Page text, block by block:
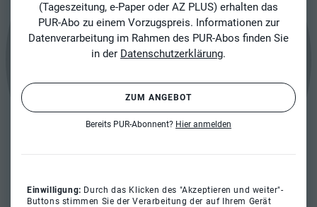
(Tageszeitung, e-Paper oder AZ PLUS) erhalten das
PUR-Abo zu einem Vorzugspreis. Informationen zur
Datenverarbeitung im Rahmen des PUR-Abos finden Sie
in der Datenschutzerklärung.
ZUM ANGEBOT
Bereits PUR-Abonnent? Hier anmelden
Einwilligung: Durch das Klicken des "Akzeptieren und weiter"-
Buttons stimmen Sie der Verarbeitung der auf Ihrem Gerät